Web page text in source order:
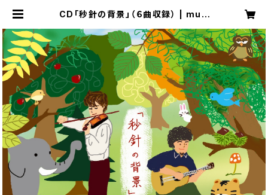
CD「秒針の背景」（６曲収録） | mult